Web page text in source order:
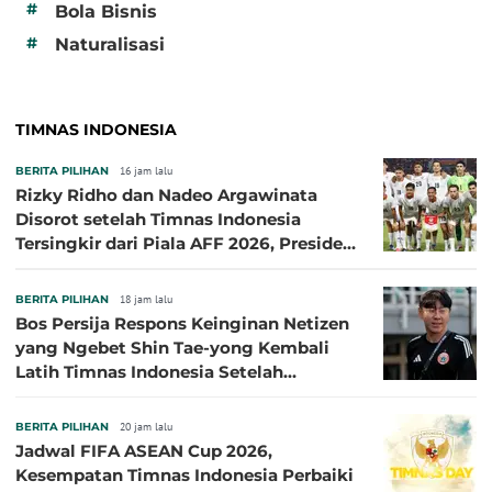
# Bola Bisnis
# Naturalisasi
TIMNAS INDONESIA
BERITA PILIHAN 16 jam lalu
Rizky Ridho dan Nadeo Argawinata
Disorot setelah Timnas Indonesia
Tersingkir dari Piala AFF 2026, Presiden
BERITA PILIHAN 18 jam lalu
Bos Persija Respons Keinginan Netizen
yang Ngebet Shin Tae-yong Kembali
Latih Timnas Indonesia Setelah
BERITA PILIHAN 20 jam lalu
Jadwal FIFA ASEAN Cup 2026,
Kesempatan Timnas Indonesia Perbaiki